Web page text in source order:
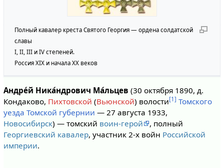
Полный кавалер креста Святого Георгия — ордена солдатской
славы
I, II, III и IV степеней.
Россия XIX и начала XX веков
Андре́й Ника́ндрович Ма́льцев (30 октября 1890, д.
Кондаково, Пихтовской (Вьюнской) волости[1] Томского
уезда Томской губернии — 27 августа 1933,
Новосибирск) — томский воин-герой
, полный
Георгиевский кавалер, участник 2-х войн Российской
империи.